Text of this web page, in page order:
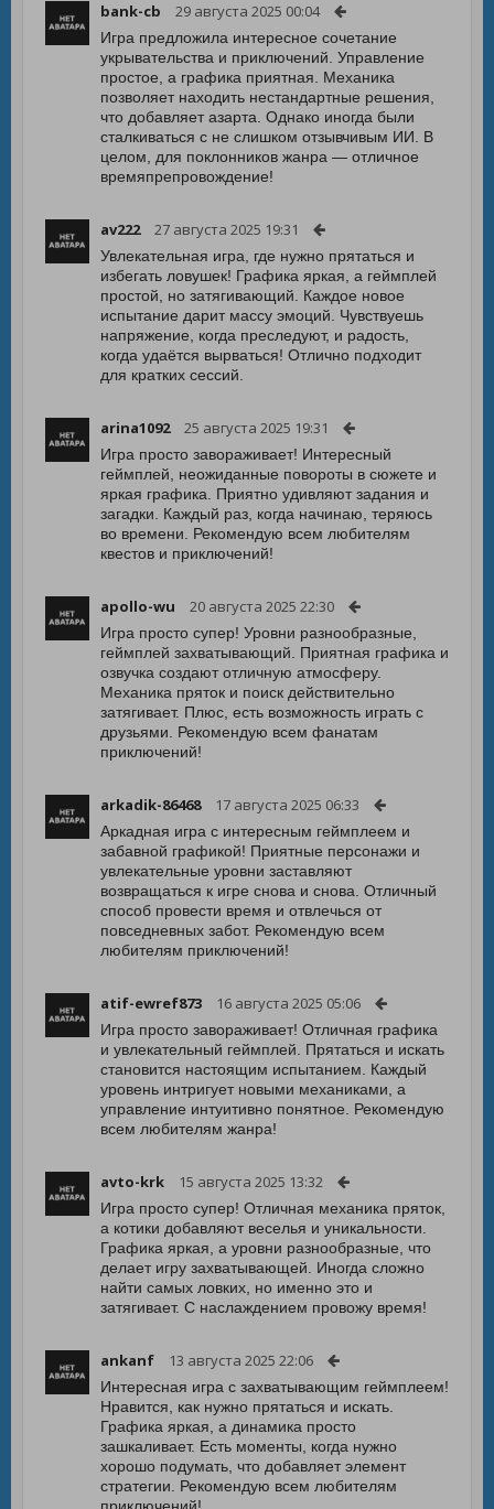
bank-cb 29 августа 2025 00:04
Игра предложила интересное сочетание
укрывательства и приключений. Управление
простое, а графика приятная. Механика
позволяет находить нестандартные решения,
что добавляет азарта. Однако иногда были
сталкиваться с не слишком отзывчивым ИИ. В
целом, для поклонников жанра — отличное
времяпрепровождение!
av222 27 августа 2025 19:31
Увлекательная игра, где нужно прятаться и
избегать ловушек! Графика яркая, а геймплей
простой, но затягивающий. Каждое новое
испытание дарит массу эмоций. Чувствуешь
напряжение, когда преследуют, и радость,
когда удаётся вырваться! Отлично подходит
для кратких сессий.
arina1092 25 августа 2025 19:31
Игра просто завораживает! Интересный
геймплей, неожиданные повороты в сюжете и
яркая графика. Приятно удивляют задания и
загадки. Каждый раз, когда начинаю, теряюсь
во времени. Рекомендую всем любителям
квестов и приключений!
apollo-wu 20 августа 2025 22:30
Игра просто супер! Уровни разнообразные,
геймплей захватывающий. Приятная графика и
озвучка создают отличную атмосферу.
Механика пряток и поиск действительно
затягивает. Плюс, есть возможность играть с
друзьями. Рекомендую всем фанатам
приключений!
arkadik-86468 17 августа 2025 06:33
Аркадная игра с интересным геймплеем и
забавной графикой! Приятные персонажи и
увлекательные уровни заставляют
возвращаться к игре снова и снова. Отличный
способ провести время и отвлечься от
повседневных забот. Рекомендую всем
любителям приключений!
atif-ewref873 16 августа 2025 05:06
Игра просто завораживает! Отличная графика
и увлекательный геймплей. Прятаться и искать
становится настоящим испытанием. Каждый
уровень интригует новыми механиками, а
управление интуитивно понятное. Рекомендую
всем любителям жанра!
avto-krk 15 августа 2025 13:32
Игра просто супер! Отличная механика пряток,
а котики добавляют веселья и уникальности.
Графика яркая, а уровни разнообразные, что
делает игру захватывающей. Иногда сложно
найти самых ловких, но именно это и
затягивает. С наслаждением провожу время!
ankanf 13 августа 2025 22:06
Интересная игра с захватывающим геймплеем!
Нравится, как нужно прятаться и искать.
Графика яркая, а динамика просто
зашкаливает. Есть моменты, когда нужно
хорошо подумать, что добавляет элемент
стратегии. Рекомендую всем любителям